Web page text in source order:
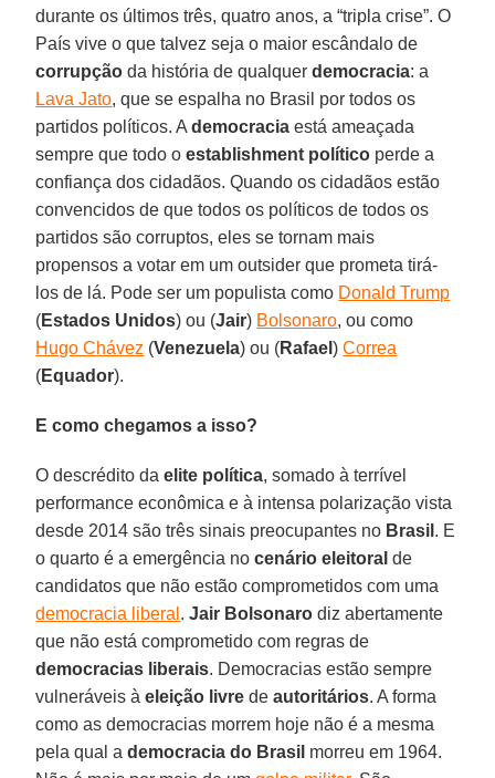
durante os últimos três, quatro anos, a “tripla crise”. O
País vive o que talvez seja o maior escândalo de
corrupção da história de qualquerdemocracia: a
Lava Jato, que se espalha no Brasil por todos os
partidos políticos. Ademocracia está ameaçada
sempre que todo oestablishment político perde a
confiança dos cidadãos. Quando os cidadãos estão
convencidos de que todos os políticos de todos os
partidos são corruptos, eles se tornam mais
propensos a votar em um outsider que prometa tirá-
los de lá. Pode ser um populista como Donald Trump
(Estados Unidos) ou (Jair) Bolsonaro, ou como
Hugo Chávez (Venezuela) ou (Rafael)Correa
(Equador).
E como chegamos a isso?
O descrédito daelite política, somado à terrível
performance econômica e à intensa polarização vista
desde 2014 são três sinais preocupantes no Brasil . E
o quarto é a emergência nocenário eleitoral de
candidatos que não estão comprometidos com uma
democracia liberal .Jair Bolsonaro diz abertamente
que não está comprometido com regras de
democracias liberais. Democracias estão sempre
vulneráveis àeleição livre deautoritários. A forma
como as democracias morrem hoje não é a mesma
pela qual ademocracia do Brasil morreu em 1964.